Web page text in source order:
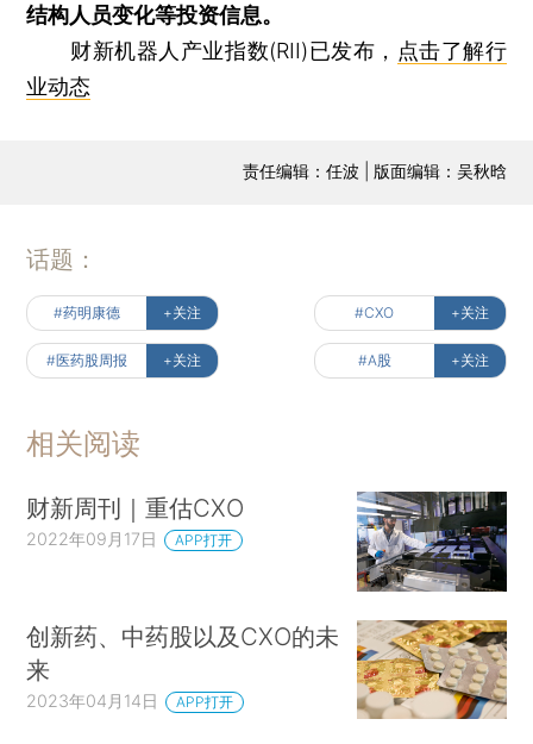
结构人员变化等投资信息。
财新机器人产业指数(RII)已发布， 点击了解行
业动态
责任编辑：任波 | 版面编辑：吴秋晗
话题：
#药明康德 +关注 #CXO +关注
#医药股周报 +关注 #A股 +关注
相关阅读
财新周刊｜重估CXO
2022年09月17日 APP打开
创新药、中药股以及CXO的未
来
2023年04月14日 APP打开